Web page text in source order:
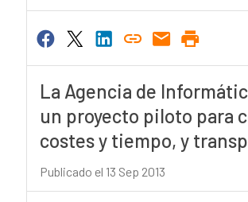
La Agencia de
un proyecto piloto para
costes y tiempo, y
Publicado el 13 Sep 2013